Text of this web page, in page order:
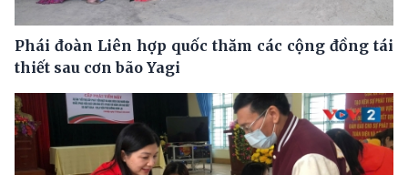
Phái đoàn Liên hợp quốc thăm các cộng đồng tái
thiết sau cơn bão Yagi